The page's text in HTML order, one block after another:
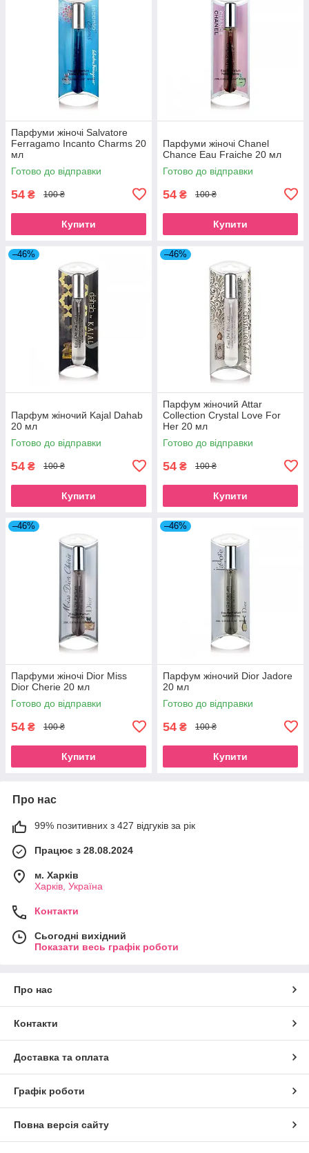
Парфуми жіночі Salvatore
Ferragamo Incanto Charms 20
мл
Готово до відправки
54 ₴ 100 ₴
Купити
Парфуми жіночі Chanel
Chance Eau Fraiche 20 мл
Готово до відправки
54 ₴ 100 ₴
Купити
–46%
Парфум жіночий Kajal Dahab
20 мл
Готово до відправки
54 ₴ 100 ₴
Купити
–46%
Парфум жіночий Attar
Collection Crystal Love For
Her 20 мл
Готово до відправки
54 ₴ 100 ₴
Купити
–46%
Парфуми жіночі Dior Miss
Dior Cherie 20 мл
Готово до відправки
54 ₴ 100 ₴
Купити
–46%
Парфум жіночий Dior Jadore
20 мл
Готово до відправки
54 ₴ 100 ₴
Купити
Про нас
99% позитивних з 427 відгуків за рік
Працює з 28.08.2024
м. Харків
Харків, Україна
Контакти
Сьогодні вихідний
Показати весь графік роботи
Про нас
Контакти
Доставка та оплата
Графік роботи
Повна версія сайту